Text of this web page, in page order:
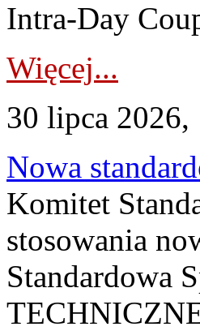
Intra-Day
Więcej...
30 lipca 2026,
Nowa
Komitet
stosowania
Standardowa